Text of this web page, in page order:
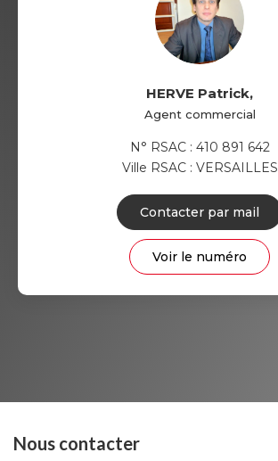
HERVE Patrick,
Agent commercial
N° RSAC : 410 891 642
Ville RSAC : VERSAILLES
Contacter par mail
Voir le numéro
Nous contacter